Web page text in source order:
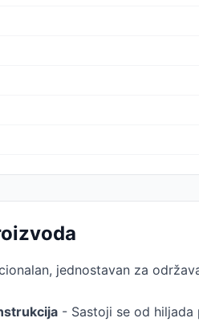
jednostavan za
- Sastoji se od